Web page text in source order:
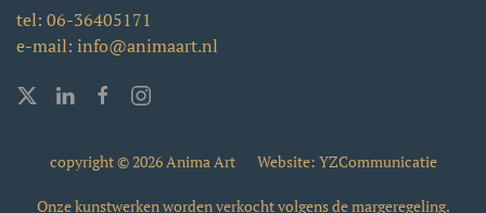
tel: 06-36405171
e-mail: info@animaart.nl
copyright © 2026 Anima Art Website: YZCommunicatie
Onze kunstwerken worden verkocht volgens de margeregeling.